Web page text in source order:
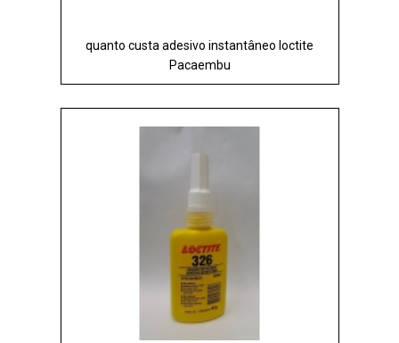
quanto custa adesivo instantâneo loctite
Pacaembu